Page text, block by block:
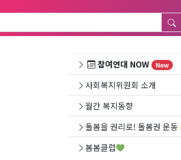
참여연대 NOW New
사회복지위원회 소개
월간 복지동향
돌봄을 권리로! 돌봄권 운동
봄봄클럽